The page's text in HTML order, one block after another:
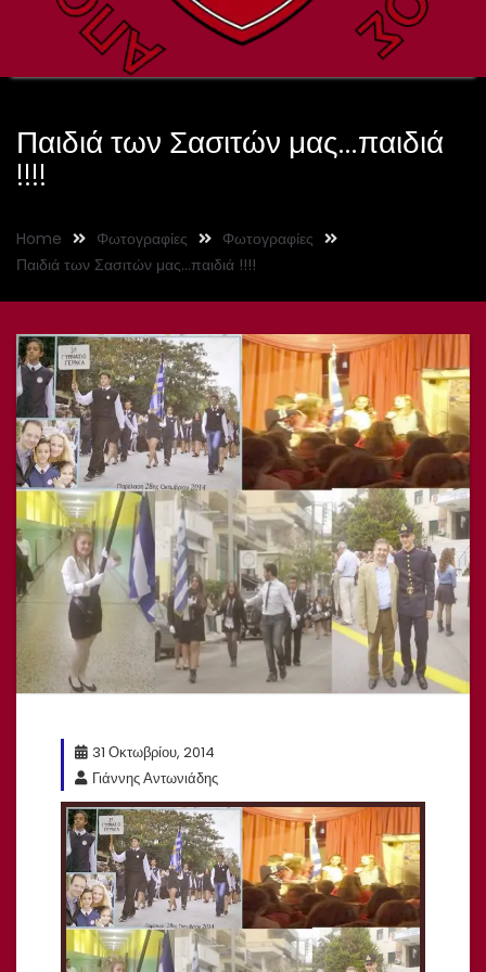
Παιδιά των Σασιτών μας…παιδιά
!!!!
Home Φωτογραφίες
Φωτογραφίες
Παιδιά των Σασιτών μας…παιδιά !!!!
31 Οκτωβρίου, 2014
Γιάννης Αντωνιάδης